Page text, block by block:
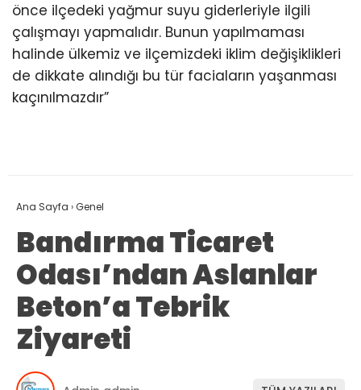
önce ilçedeki yağmur suyu giderleriyle ilgili
çalışmayı yapmalıdır. Bunun yapılmaması
halinde ülkemiz ve ilçemizdeki iklim değişiklikleri
de dikkate alındığı bu tür faciaların yaşanması
kaçınılmazdır”
Ana Sayfa ›Genel
Bandırma Ticaret
Odası’ndan Aslanlar
Beton’a Tebrik
Ziyareti